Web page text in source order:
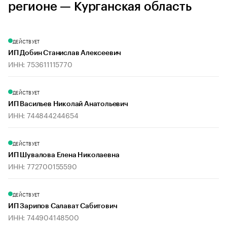
регионе — Курганская область
ДЕЙСТВУЕТ
ИП Добин Станислав Алексеевич
ИНН: 753611115770
ДЕЙСТВУЕТ
ИП Васильев Николай Анатольевич
ИНН: 744844244654
ДЕЙСТВУЕТ
ИП Шувалова Елена Николаевна
ИНН: 772700155590
ДЕЙСТВУЕТ
ИП Зарипов Салават Сабитович
ИНН: 744904148500